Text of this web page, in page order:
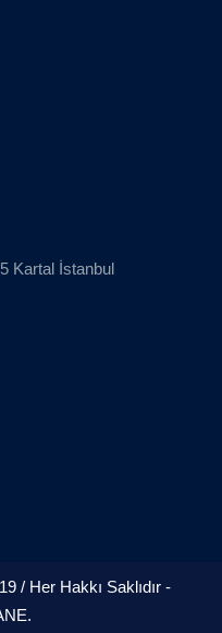
Kartal İstanbul
/ Her Hakkı Saklıdır -